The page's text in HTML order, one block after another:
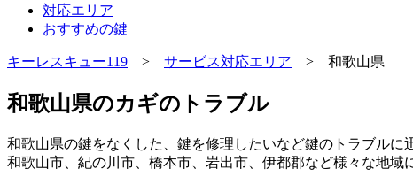
対応エリア
おすすめの鍵
キーレスキュー119 > サービス対応エリア > 和歌山県
和歌山県のカギのトラブル
和歌山県の鍵をなくした、鍵を修理したいなど鍵のトラブルに
和歌山市、紀の川市、橋本市、岩出市、伊都郡など様々な地域